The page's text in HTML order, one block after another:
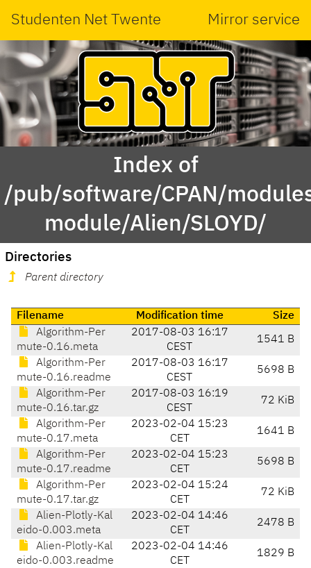
Studenten Net Twente Mirror service
Index of
/pub/software/CPAN/
module/Alien/SLOYD/
Directories
Parent directory
Filename Modification time
Size
Algorithm-Per
mute-0.16.meta
2017-08-03 16:17
CEST
1541 B
Algorithm-Per
mute-0.16.readme
2017-08-03 16:17
CEST
5698 B
Algorithm-Per
mute-0.16.tar.gz
2017-08-03 16:19
CEST
72 KiB
Algorithm-Per
mute-0.17.meta
2023-02-04 15:23
CET
1641 B
Algorithm-Per
mute-0.17.readme
2023-02-04 15:23
CET
5698 B
Algorithm-Per
mute-0.17.tar.gz
2023-02-04 15:24
CET
72 KiB
Alien-Plotly-Kal
eido-0.003.meta
2023-02-04 14:46
CET
2478 B
Alien-Plotly-Kal
eido-0.003.readme
2023-02-04 14:46
CET
1829 B